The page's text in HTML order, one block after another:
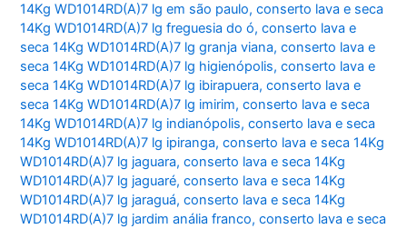
14Kg WD1014RD(A)7 lg em são paulo,conserto lava e seca
14Kg WD1014RD(A)7 lg freguesia do ó,conserto lava e
seca 14Kg WD1014RD(A)7 lg granja viana,conserto lava e
seca 14Kg WD1014RD(A)7 lg higienópolis,conserto lava e
seca 14Kg WD1014RD(A)7 lg ibirapuera,conserto lava e
seca 14Kg WD1014RD(A)7 lg imirim,conserto lava e seca
14Kg WD1014RD(A)7 lg indianópolis,conserto lava e seca
14Kg WD1014RD(A)7 lg ipiranga,conserto lava e seca 14Kg
WD1014RD(A)7 lg jaguara,conserto lava e seca 14Kg
WD1014RD(A)7 lg jaguaré,conserto lava e seca 14Kg
WD1014RD(A)7 lg jaraguá,conserto lava e seca 14Kg
WD1014RD(A)7 lg jardim anália franco,conserto lava e seca